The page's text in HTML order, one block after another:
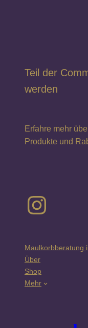
Teil der
werden
Erfahre mehr
Produkte und
Instagram
Maulkorbberatung
Über
Shop
Mehr